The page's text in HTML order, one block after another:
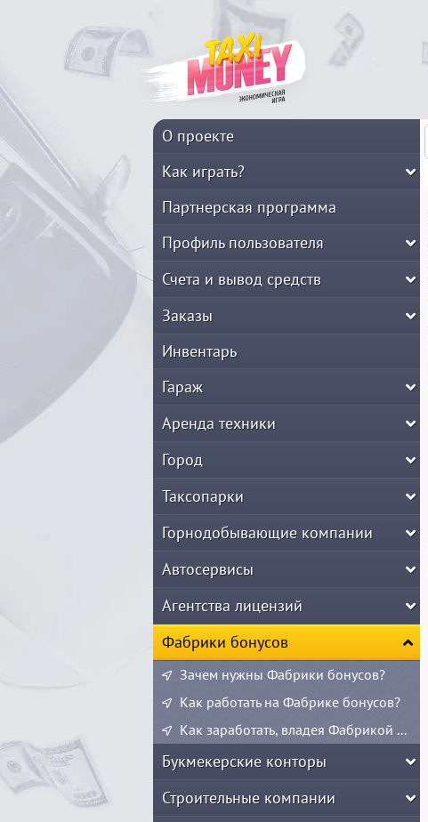
О проекте
Как играть?
Партнерская программа
Профиль пользователя
Счета и вывод средств
Заказы
Инвентарь
Гараж
Аренда техники
Город
Таксопарки
Горнодобывающие компании
Автосервисы
Агентства лицензий
Фабрики бонусов
Зачем нужны Фабрики бонусов?
Как работать на Фабрике бонусов?
Как заработать, владея Фабрикой бонусов?
Букмекерские конторы
Строительные компании